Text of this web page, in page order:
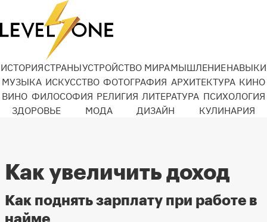
ИСТОРИЯСТРАНЫУСТРОЙСТВО МИРАМЫШЛЕНИЕНАВЫКИ
МУЗЫКА ИСКУССТВО ФОТОГРАФИЯ АРХИТЕКТУРА КИНО
ВИНО ФИЛОСОФИЯ РЕЛИГИЯ ЛИТЕРАТУРА ПСИХОЛОГИЯ
ЗДОРОВЬЕ
МОДА ДИЗАЙН КУЛИНАРИЯ
Как увеличить доход
Как поднять зарплату при работе в
найме